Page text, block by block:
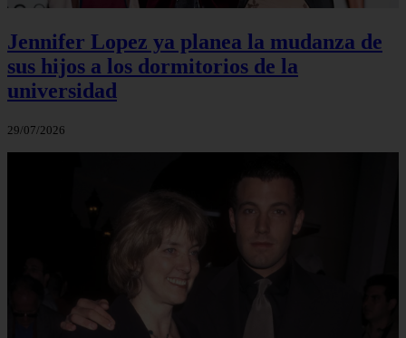
Jennifer Lopez ya planea la mudanza de
sus hijos a los dormitorios de la
universidad
29/07/2026